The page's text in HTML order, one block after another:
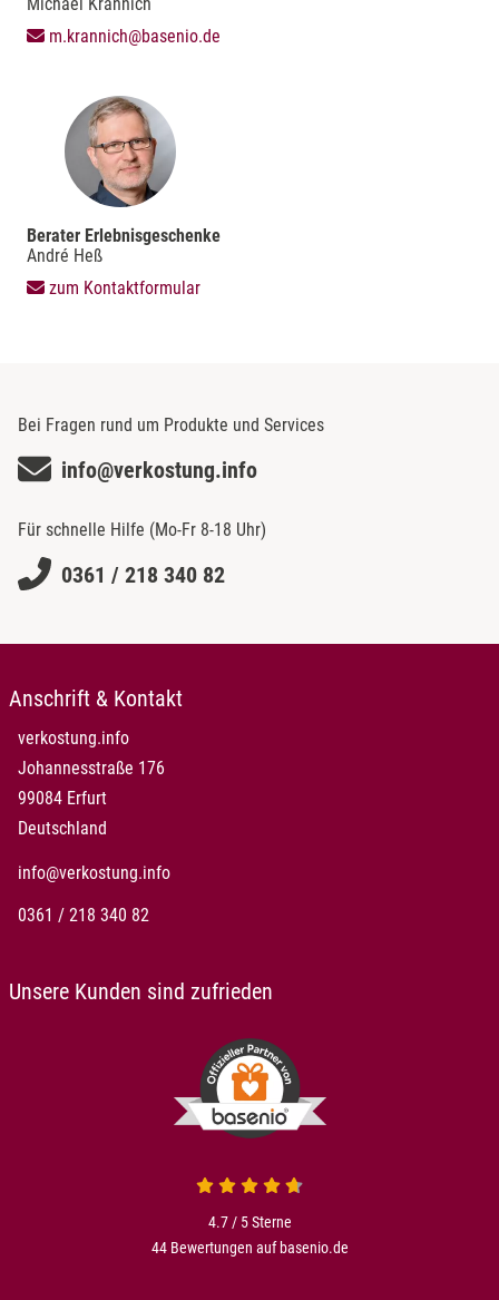
Michael Krannich
m.krannich@basenio.de
Berater Erlebnisgeschenke
André Heß
zum Kontaktformular
Bei Fragen rund um Produkte und Services
info@verkostung.info
Für schnelle Hilfe (Mo-Fr 8-18 Uhr)
0361 / 218 340 82
Anschrift & Kontakt
verkostung.info
Johannesstraße 176
99084 Erfurt
Deutschland
info@verkostung.info
0361 / 218 340 82
Unsere Kunden sind zufrieden
4.7 / 5Sterne
44 Bewertungen auf basenio.de